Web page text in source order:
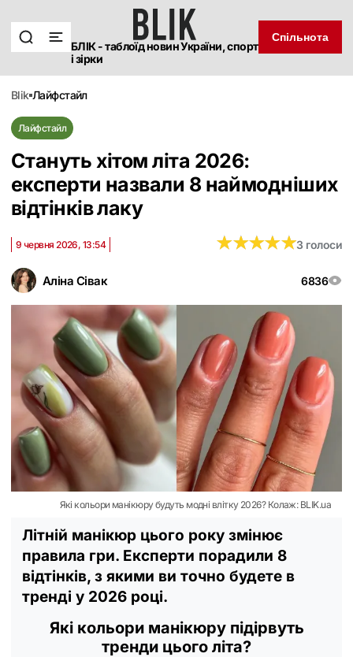
БЛІК - таблоїд новин України, спорт
і зірки
Спільнота
blik лайфстайл
Лайфстайл
Стануть хітом літа 2026:
експерти назвали 8 наймодніших
відтінків лаку
Аліна Сівак 6836
9 червня 2026, 13:54 ★★★★★
★★★★★3 голоси
Які кольори манікюру будуть модні влітку 2026? Колаж: BLIK.ua
Літній манікюр цього року змінює
правила гри. Експерти порадили 8
відтінків, з якими ви точно будете в
тренді у 2026 році.
Які кольори манікюру підірвуть
тренди цього літа?